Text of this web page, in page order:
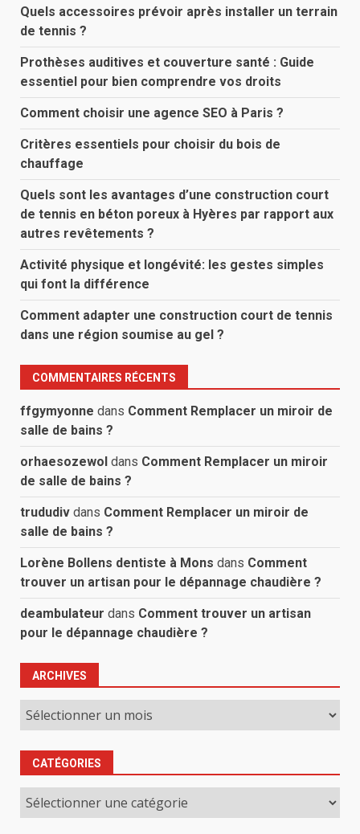
Quels accessoires prévoir après installer un terrain
de tennis ?
Prothèses auditives et couverture santé : Guide
essentiel pour bien comprendre vos droits
Comment choisir une agence SEO à Paris ?
Critères essentiels pour choisir du bois de
chauffage
Quels sont les avantages d’une construction court
de tennis en béton poreux à Hyères par rapport aux
autres revêtements ?
Activité physique et longévité: les gestes simples
qui font la différence
Comment adapter une construction court de tennis
dans une région soumise au gel ?
COMMENTAIRES RÉCENTS
ffgymyonne dans Comment Remplacer un miroir de
salle de bains ?
orhaesozewol dans Comment Remplacer un miroir
de salle de bains ?
trududiv dans Comment Remplacer un miroir de
salle de bains ?
Lorène Bollens dentiste à Mons dans Comment
trouver un artisan pour le dépannage chaudière ?
deambulateur dans Comment trouver un artisan
pour le dépannage chaudière ?
ARCHIVES
Archives
CATÉGORIES
Catégories